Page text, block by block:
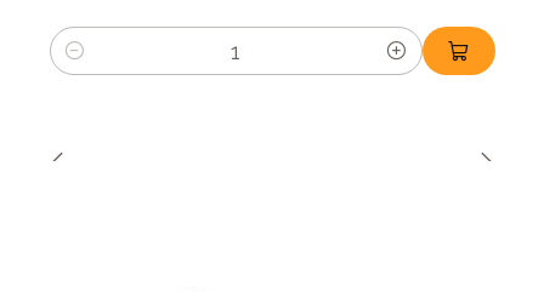
Cantidad